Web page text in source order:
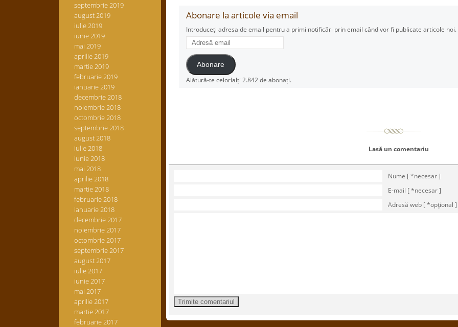
septembrie 2019
august 2019
iulie 2019
iunie 2019
mai 2019
aprilie 2019
martie 2019
februarie 2019
ianuarie 2019
decembrie 2018
noiembrie 2018
octombrie 2018
septembrie 2018
august 2018
iulie 2018
iunie 2018
mai 2018
aprilie 2018
martie 2018
februarie 2018
ianuarie 2018
decembrie 2017
noiembrie 2017
octombrie 2017
septembrie 2017
august 2017
iulie 2017
iunie 2017
mai 2017
aprilie 2017
martie 2017
februarie 2017
Abonare la articole via email
Introduceți adresa de email pentru a primi notificări prin email când vor fi publicate articole noi.
Adresă
email
Abonare
Alătură-te celorlalți 2.842 de abonați.
Lasă un comentariu
Nume [ *necesar ]
E-mail [ *necesar ]
Adresă web [ *opţional ]